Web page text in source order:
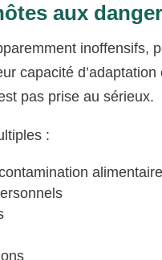
aux
inoffensifs,
capacité
pas prise au sérieux.
:
alimentaire